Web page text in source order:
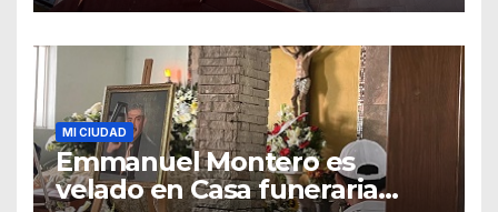
MI CIUDAD
Emmanuel Montero es
velado en Casa funeraria